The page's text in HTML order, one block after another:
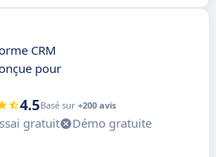
CRM
pour
4.5Basé sur +200 avis
gratuit
Démo gratuite